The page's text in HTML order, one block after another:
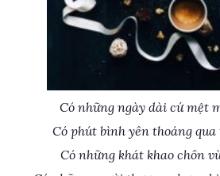
Có những ngày dài cứ mệt
Có phút bình yên thoáng
Có những khát khao chôn